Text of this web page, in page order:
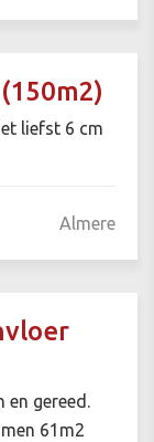
liefst 6 cm
Almere
en gereed.
61m2